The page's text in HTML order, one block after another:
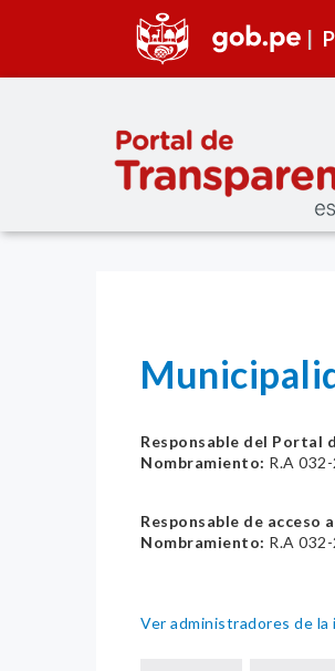
Responsable del Portal
Nombramiento: R.A
Responsable de acceso
Nombramiento: R.A
Ver administradores de la